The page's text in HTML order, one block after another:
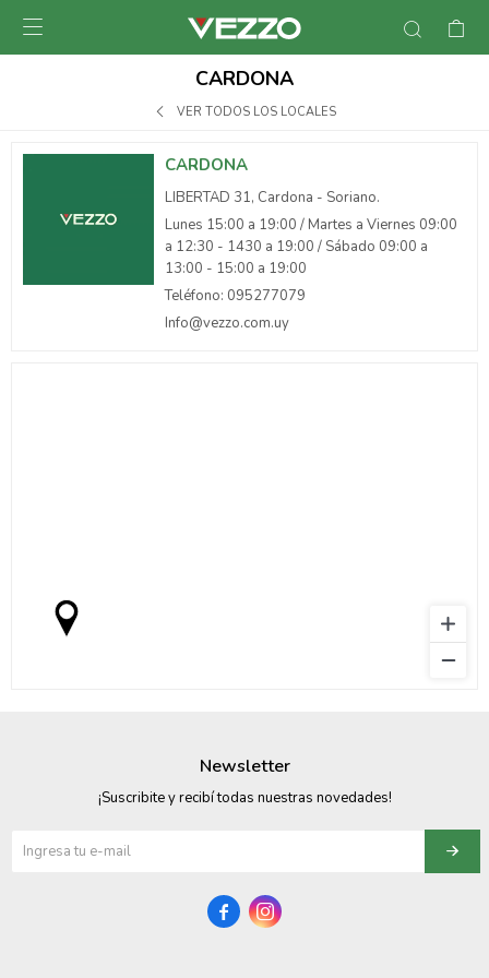

CARDONA
VER TODOS LOS LOCALES
CARDONA
LIBERTAD 31, Cardona - Soriano.
Lunes 15:00 a 19:00 / Martes a Viernes 09:00
a 12:30 - 1430 a 19:00 / Sábado 09:00 a
13:00 - 15:00 a 19:00
Teléfono: 095277079
Info@vezzo.com.uy
Newsletter
¡Suscribite y recibí todas nuestras novedades!
 